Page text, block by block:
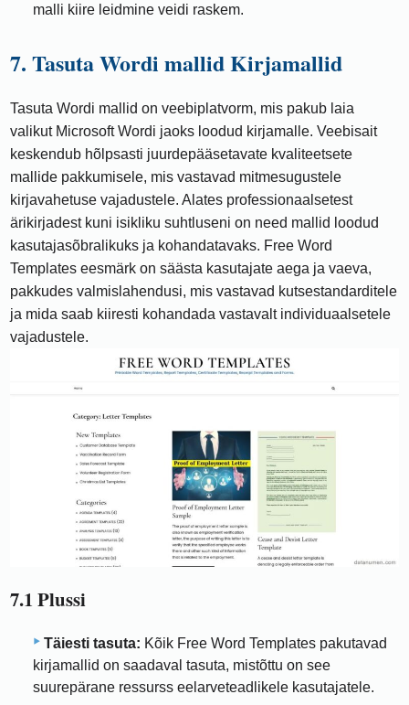
malli kiire leidmine veidi raskem.
7. Tasuta Wordi mallid Kirjamallid
Tasuta Wordi mallid on veebiplatvorm, mis pakub laia
valikut Microsoft Wordi jaoks loodud kirjamalle. Veebisait
keskendub hõlpsasti juurdepääsetavate kvaliteetsete
mallide pakkumisele, mis vastavad mitmesugustele
kirjavahetuse vajadustele. Alates professionaalsetest
ärikirjadest kuni isikliku suhtluseni on need mallid loodud
kasutajasõbralikuks ja kohandatavaks. Free Word
Templates eesmärk on säästa kasutajate aega ja vaeva,
pakkudes valmislahendusi, mis vastavad kutsestandarditele
ja mida saab kiiresti kohandada vastavalt individuaalsetele
vajadustele.
7.1 Plussi
Täiesti tasuta: Kõik Free Word Templates pakutavad
kirjamallid on saadaval tasuta, mistõttu on see
suurepärane ressurss eelarveteadlikele kasutajatele.